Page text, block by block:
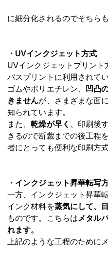
に細分化されるのでそちら
・UVインクジェット方式
UVインクジェットプリン
バスプリントに利用されてい
ゴムやポリエチレン、
凹凸
きませんが、さまざまな面
知られています。
また、乾燥が早く
、印刷後
きるので断裁までの後工程
者にとっても便利な印刷方式
・インクジェット昇華転写
一方、インクジェット昇華
インク材料を蒸気にして、
ものです。こちらは メタル
れます。
上記のような工程のために